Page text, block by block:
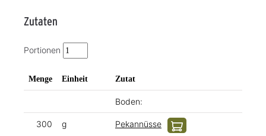
Zutaten
Portionen
Menge Einheit Zutat
Boden:
300 g Pekannüsse